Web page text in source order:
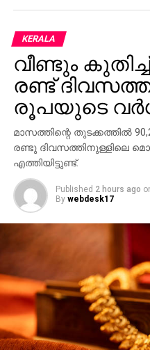
മുന്നറിയിപ്പ്.
ചുഴലിക്കാറ്റിന്റെയും
സ്വാധീനഫലമായി
ഇടിമിന്നലോടു കൂടിയ
മഴയ്ക്കും സാധ്യത. ഇന്ന്
പത്തനംതിട്ട
സാധ്യതയെ തുടര്‍ന്ന്
പ്രഖ്യാപിച്ചിട്ടുണ്ട്.
KERALA
വീണ്ടും
രണ്ട്
രൂപയുടെ
മാസത്തിന്റെ തുടക്കത്തില്‍
രണ്ടു ദിവസത്തിനുള്ളിലെ
എത്തിയിട്ടുണ്ട്.
Published 2 hours ago
By webdesk17